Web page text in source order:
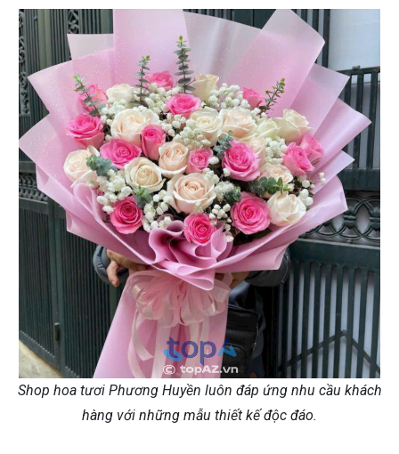
Shop hoa tươi Phương Huyền luôn đáp ứng nhu cầu khách
hàng với những mẫu thiết kế độc đáo.